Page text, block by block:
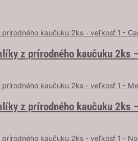
z prírodného kaučuku 2ks
z prírodného kaučuku 2ks